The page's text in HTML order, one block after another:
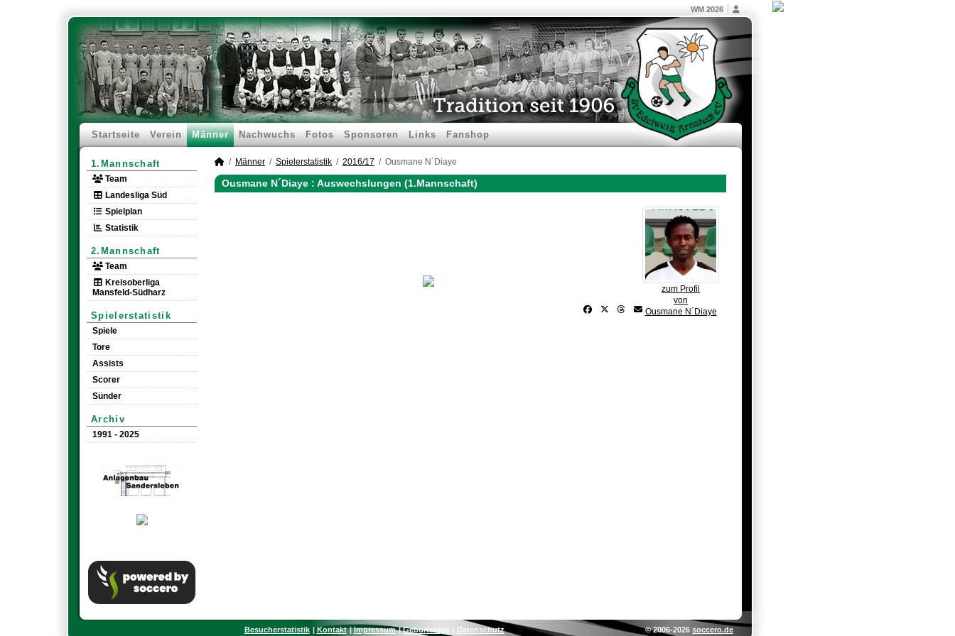
WM 2026
Startseite Verein Männer Nachwuchs Fotos Sponsoren Links Fanshop
1.Mannschaft
Team
Landesliga Süd
Spielplan
Statistik
2.Mannschaft
Team
Kreisoberliga
Mansfeld-Südharz
Spielerstatistik
Spiele
Tore
Assists
Scorer
Sünder
Archiv
1991 - 2025
Männer Spielerstatistik 2016/17 Ousmane N´Diaye
Ousmane N´Diaye : Auswechslungen (1.Mannschaft)
zum Profil
von
Ousmane N´Diaye
Besucherstatistik Kontakt Impressum Geburtstage Datenschutz © 2006-2026 soccero.de